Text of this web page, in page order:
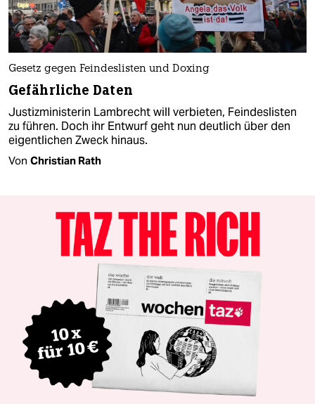
Gesetz gegen Feindeslisten und Doxing
Gefährliche Daten
Justizministerin Lambrecht will verbieten, Feindeslisten
zu führen. Doch ihr Entwurf geht nun deutlich über den
eigentlichen Zweck hinaus.
Von Christian Rath